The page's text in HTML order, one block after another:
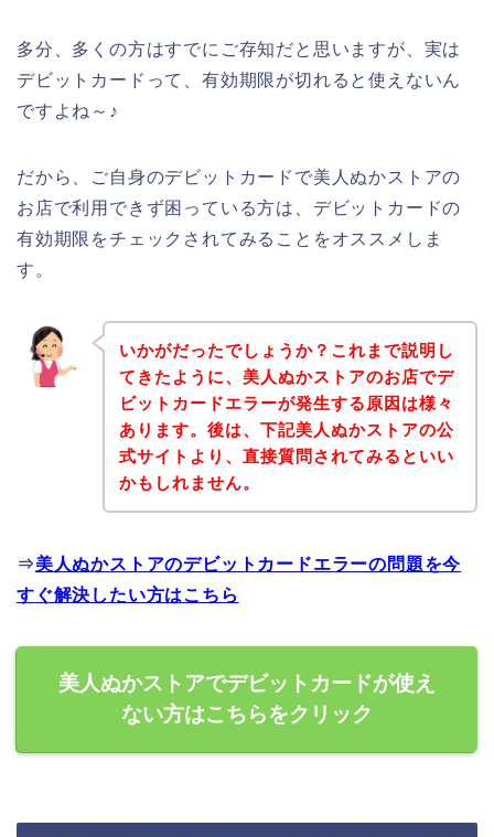
多分、多くの方はすでにご存知だと思いますが、実は
デビットカードって、有効期限が切れると使えないん
ですよね～♪
だから、ご自身のデビットカードで美人ぬかストアの
お店で利用できず困っている方は、デビットカードの
有効期限をチェックされてみることをオススメしま
す。
いかがだったでしょうか？これまで説明し
てきたように、美人ぬかストアのお店でデ
ビットカードエラーが発生する原因は様々
あります。後は、下記美人ぬかストアの公
式サイトより、直接質問されてみるといい
かもしれません。
⇒美人ぬかストアのデビットカードエラーの問題を今
すぐ解決したい方はこちら
美人ぬかストアでデビットカードが使え
ない方はこちらをクリック